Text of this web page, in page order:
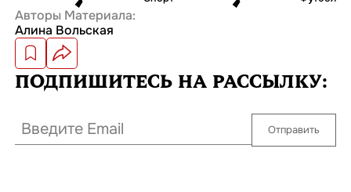
Авторы Материала:
Алина Вольская
ПОДПИШИТЕСЬ НА РАССЫЛКУ:
Отправить